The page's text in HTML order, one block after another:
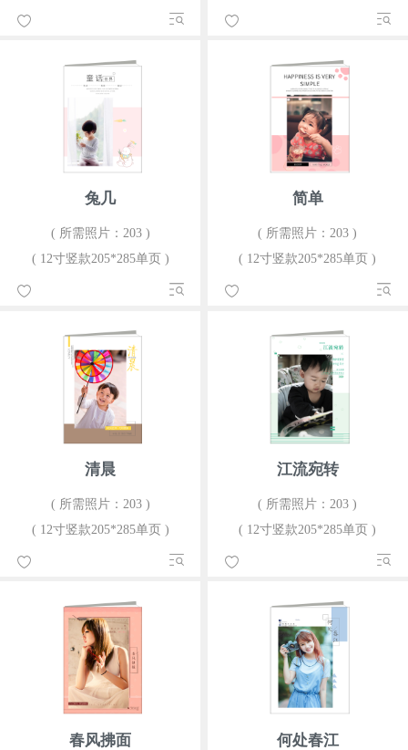
兔几
( 所需照片：203 )
( 12寸竖款205*285单页 )
简单
( 所需照片：203 )
( 12寸竖款205*285单页 )
清晨
( 所需照片：203 )
( 12寸竖款205*285单页 )
江流宛转
( 所需照片：203 )
( 12寸竖款205*285单页 )
春风拂面 何处春江